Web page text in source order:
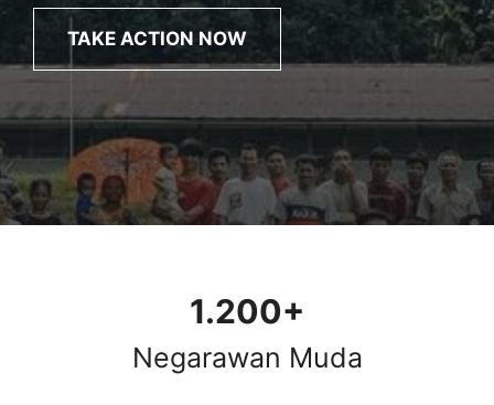
TAKE ACTION NOW
1.200+
Negarawan Muda